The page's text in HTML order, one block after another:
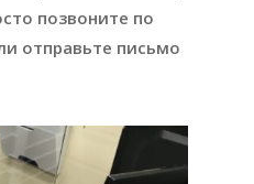
позвоните по
отправьте письмо